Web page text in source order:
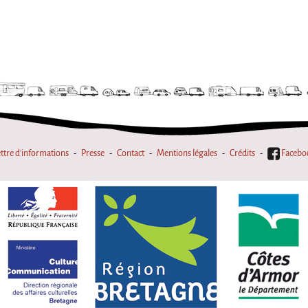
d'informations Presse Contact Mentions légales Crédits